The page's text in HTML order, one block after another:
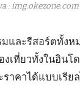
: img.okezone.com
มและรีสอร์ตทั้ง
ที่ยวทั้งในอินโ
าคาได้แบบเรี